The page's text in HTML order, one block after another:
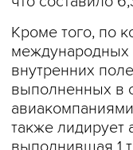
Кроме того, по
международных
внутренних
выполненных в
также лидирует